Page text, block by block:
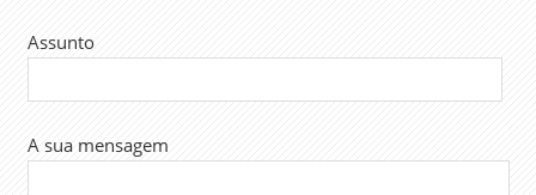
Assunto
A sua mensagem